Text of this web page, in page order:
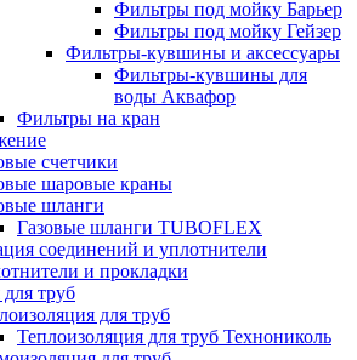
Фильтры под мойку Барьер
Фильтры под мойку Гейзер
Фильтры-кувшины и аксессуары
Фильтры-кувшины для
воды Аквафор
Фильтры на кран
счетчики
шаровые краны
шланги
Газовые шланги TUBOFLEX
соединений и уплотнители
и прокладки
труб
для труб
Теплоизоляция для труб Технониколь